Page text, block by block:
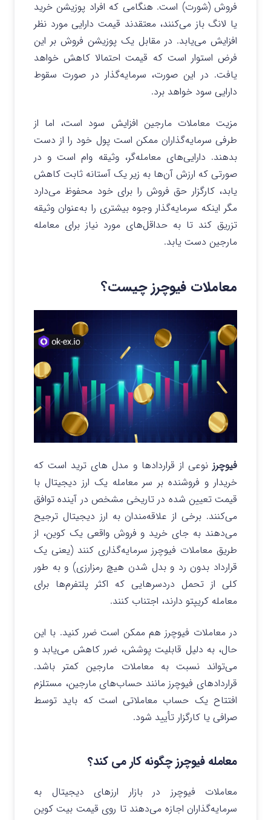
فروش (شورت) است. هنگامی که افراد پوزیشن خرید
یا لانگ باز می‌کنند، معتقدند قیمت دارایی مورد نظر
افزایش می‌یابد. در مقابل یک پوزیشن فروش بر این
فرض استوار است که قیمت احتمالا کاهش خواهد
یافت. در این صورت، سرمایه‌گذار در صورت سقوط
دارایی سود خواهد برد.
مزیت معاملات مارجین افزایش سود است، اما از
طرفی سرمایه‌گذاران ممکن است پول خود را از دست
بدهند. دارایی‌های معامله‌گر، وثیقه وام است و در
صورتی که ارزش آن‌ها به زیر یک آستانه ثابت کاهش
یابد، کارگزار حق فروش را برای خود محفوظ می‌دارد
مگر اینکه سرمایه‌گذار وجوه بیشتری را به‌عنوان وثیقه
تزریق کند تا به حداقل‌های مورد نیاز برای معامله
مارجین دست یابد.
معاملات فیوچرز چیست؟
فیوچرز نوعی از قراردادها و مدل های ترید است که
خریدار و فروشنده بر سر معامله یک ارز دیجیتال با
قیمت تعیین شده در تاریخی مشخص در آینده توافق
می‌کنند. برخی از علاقه‌مندان به ارز دیجیتال ترجیح
می‌دهند به جای خرید و فروش واقعی یک کوین، از
طریق معاملات فیوچرز سرمایه‌گذاری کنند (یعنی یک
قرارداد بدون رد و بدل شدن هیچ رمزارزی) و به طور
کلی از تحمل دردسرهایی که اکثر پلتفرم‌ها برای
معامله کریپتو دارند، اجتناب کنند.
در معاملات فیوچرز هم ممکن است ضرر کنید. با این
حال، به دلیل قابلیت پوشش، ضرر کاهش می‌یابد و
می‌تواند نسبت به معاملات مارجین کمتر باشد.
قراردادهای فیوچرز مانند حساب‌های مارجین، مستلزم
افتتاح یک حساب معاملاتی است که باید توسط
صرافی یا کارگزار تأیید شود.
معامله فیوچرز چگونه کار می کند؟
معاملات فیوچرز در بازار ارزهای دیجیتال به
سرمایه‌گذاران اجازه می‌دهند تا روی قیمت بیت کوین